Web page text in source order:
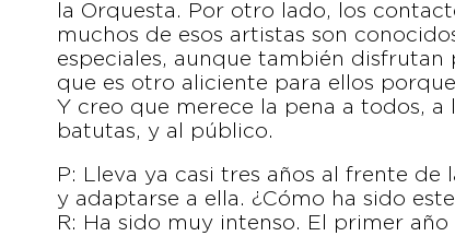
la Orquesta. Por otro lado, los
muchos de esos artistas son
especiales, aunque también
que es otro aliciente para ellos
Y creo que merece la pena a todos,
batutas, y al público.
P: Lleva ya casi tres años al frente
y adaptarse a ella. ¿Cómo ha sido
R: Ha sido muy intenso. El primer